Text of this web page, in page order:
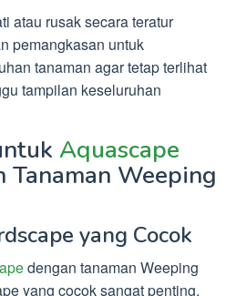
atau rusak secara teratur
pemangkasan untuk
tanaman agar tetap terlihat
tampilan keseluruhan
Aquascape
Tanaman Weeping
yang Cocok
dengan tanaman Weeping
yang cocok sangat penting.